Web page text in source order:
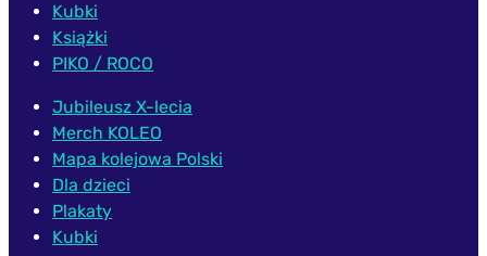
Kubki
Książki
PIKO / ROCO
Jubileusz X-lecia
Merch KOLEO
Mapa kolejowa Polski
Dla dzieci
Plakaty
Kubki